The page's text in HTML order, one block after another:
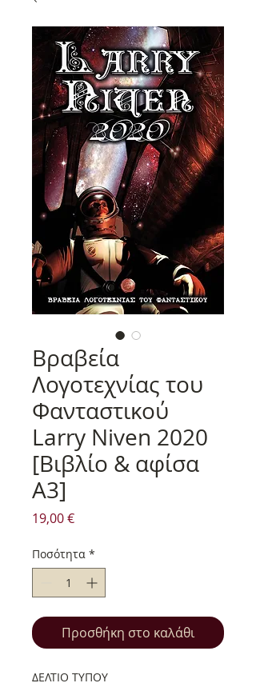
Βραβεία
Λογοτεχνίας του
Φανταστικού
Larry Niven 2020
[Βιβλίο & αφίσα
Α3]
19,00 €Τιμή
Ποσότητα *
Προσθήκη στο καλάθι
ΔΕΛΤΙΟ ΤΥΠΟΥ